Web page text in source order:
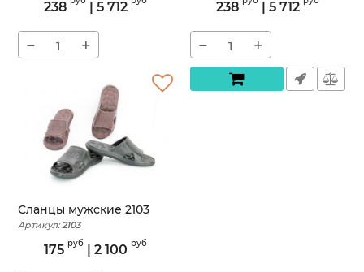
238 | 5 712
− +
238 | 5 712
− +
Сланцы мужские 2103
Артикул: 2103
175 руб | 2 100 руб